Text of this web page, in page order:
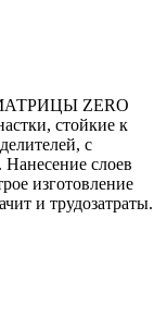
ZERO
стойкие к
с
слоев
изготовление
и трудозатраты.